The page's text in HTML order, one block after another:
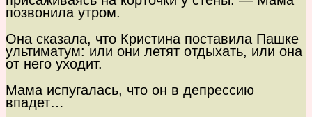
позвонила утром.
Она сказала, что Кристина поставила Пашке
ультиматум: или они летят отдыхать, или она
от него уходит.
Мама испугалась, что он в депрессию
впадет…